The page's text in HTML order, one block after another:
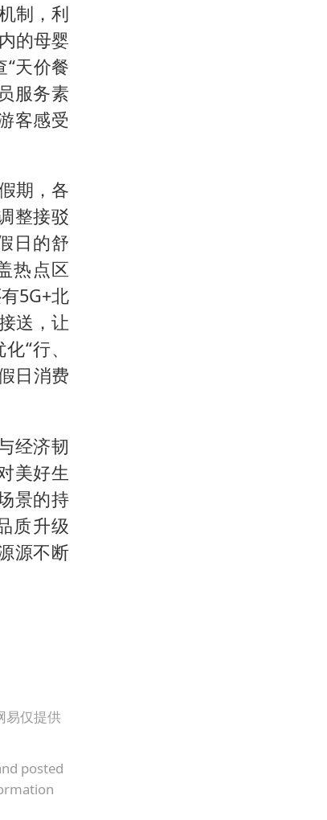
制，利
的母婴
天价餐
服务素
客感受
期，各
整接驳
日的舒
热点区
5G+北
送，让
“行、
日消费
经济韧
美好生
景的持
质升级
源不断
易仅提供
posted